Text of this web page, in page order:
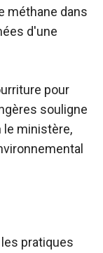
méthane dans
d'une
pour
souligne
le ministère,
pratiques